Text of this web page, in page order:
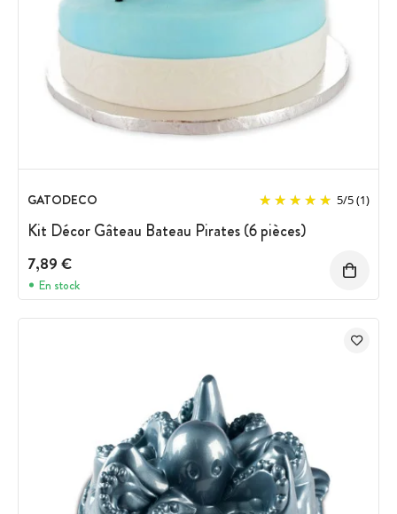
GATODECO 5/5(1)
Kit Décor Gâteau Bateau Pirates (6 pièces)
7,89 €
En stock